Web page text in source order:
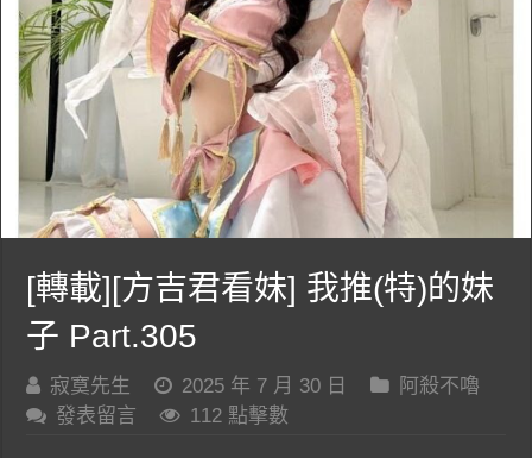
[轉載][方吉君看妹] 我推(特)的妹
子 Part.305
寂寞先生 2025 年 7 月 30 日
阿殺不嚕
發表留言
112 點擊數